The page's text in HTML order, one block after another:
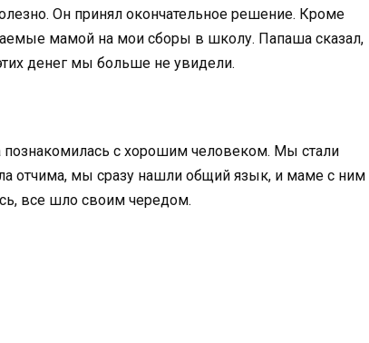
Он принял окончательное решение. Кроме
мамой на мои сборы в школу. Папаша сказал,
денег мы больше не увидели.
с хорошим человеком. Мы стали
отчима, мы сразу нашли общий язык, и маме с ним
все шло своим чередом.